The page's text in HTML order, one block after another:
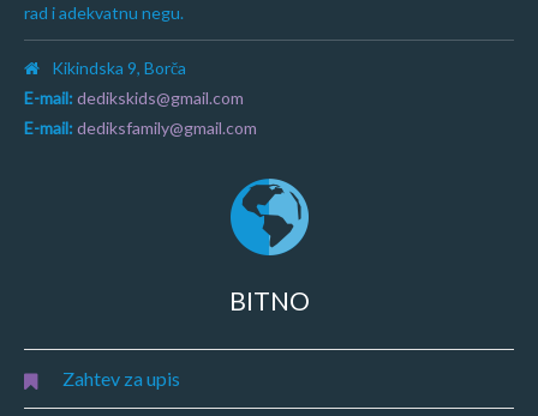
rad i adekvatnu negu.
Kikindska 9, Borča
E-mail: dedikskids@gmail.com
E-mail: dediksfamily@gmail.com
BITNO
Zahtev za upis